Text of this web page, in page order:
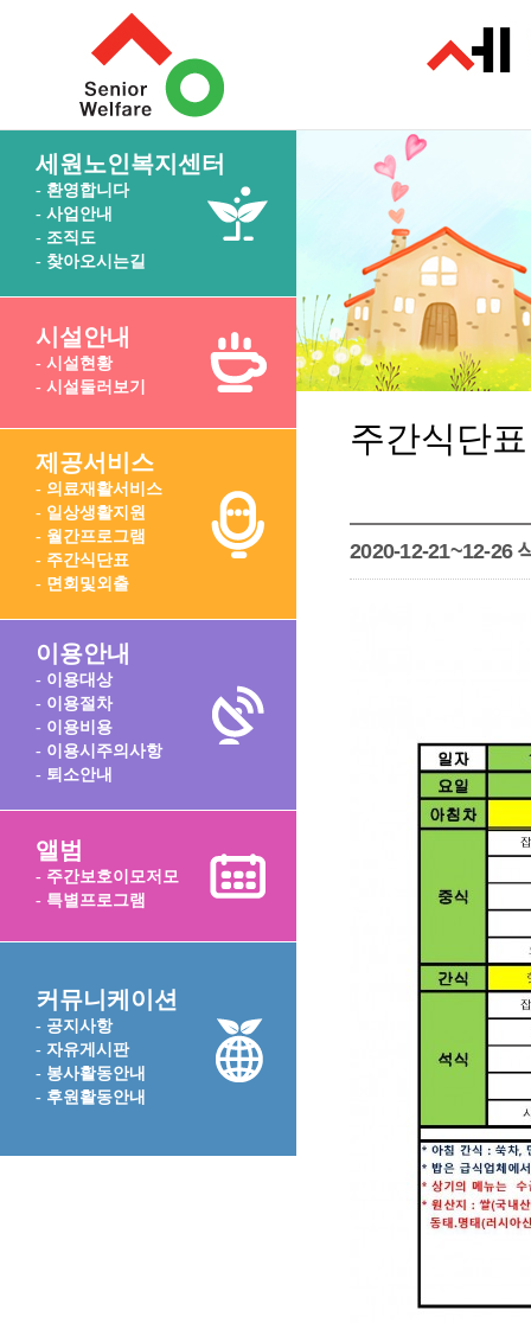
세원노인복지센터
- 환영합니다
- 사업안내
- 조직도
- 찾아오시는길
시설안내
- 시설현황
- 시설둘러보기
제공서비스
- 의료재활서비스
- 일상생활지원
- 월간프로그램
- 주간식단표
- 면회및외출
이용안내
- 이용대상
- 이용절차
- 이용비용
- 이용시주의사항
- 퇴소안내
앨범
- 주간보호이모저모
- 특별프로그램
커뮤니케이션
- 공지사항
- 자유게시판
- 봉사활동안내
- 후원활동안내
주간식단표
2020-12-21~12-26